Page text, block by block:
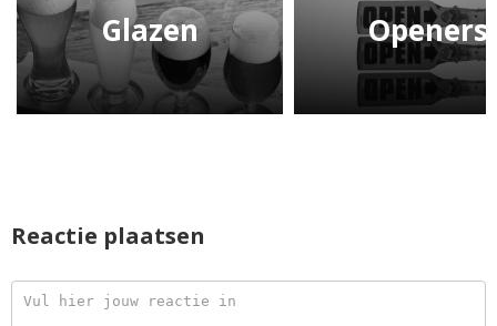
Glazen Openers
Reactie plaatsen